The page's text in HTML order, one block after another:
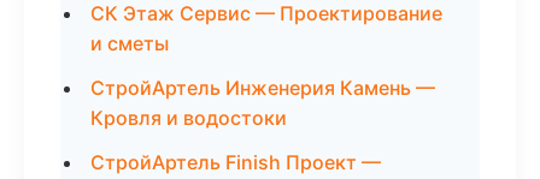
СК Этаж Сервис — Проектирование
и сметы
СтройАртель Инженерия Камень —
Кровля и водостоки
СтройАртель Finish Проект —